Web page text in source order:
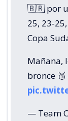
🇧🇷 por
25, 23-
Copa
Mañana,
bronce
— Team